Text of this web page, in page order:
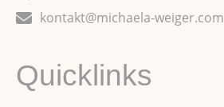
kontakt@michaela-weiger.com
Quicklinks